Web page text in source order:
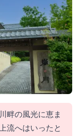
畔の風光に恵ま
流へはいったと